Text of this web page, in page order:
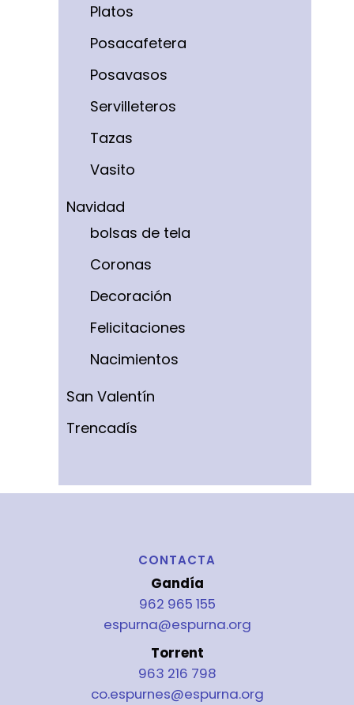
Platos
Posacafetera
Posavasos
Servilleteros
Tazas
Vasito
Navidad
bolsas de tela
Coronas
Decoración
Felicitaciones
Nacimientos
San Valentín
Trencadís
CONTACTA
Gandía
962 965 155
espurna@espurna.org
Torrent
963 216 798
co.espurnes@espurna.org